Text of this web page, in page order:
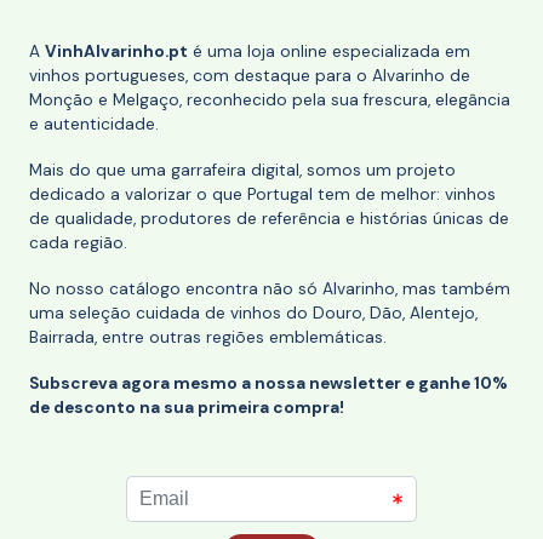
A VinhAlvarinho.pt é uma loja online especializada em
vinhos portugueses, com destaque para o Alvarinho de
Monção e Melgaço, reconhecido pela sua frescura, elegância
e autenticidade.
Mais do que uma garrafeira digital, somos um projeto
dedicado a valorizar o que Portugal tem de melhor: vinhos
de qualidade, produtores de referência e histórias únicas de
cada região.
No nosso catálogo encontra não só Alvarinho, mas também
uma seleção cuidada de vinhos do Douro, Dão, Alentejo,
Bairrada, entre outras regiões emblemáticas.
Subscreva agora mesmo a nossa newsletter e ganhe 10%
de desconto na sua primeira compra!